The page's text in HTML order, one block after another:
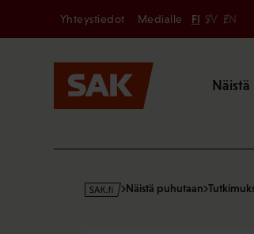
Secondary
Yhteystiedot Medialle FI SV EN
s
Näistä puhutaan